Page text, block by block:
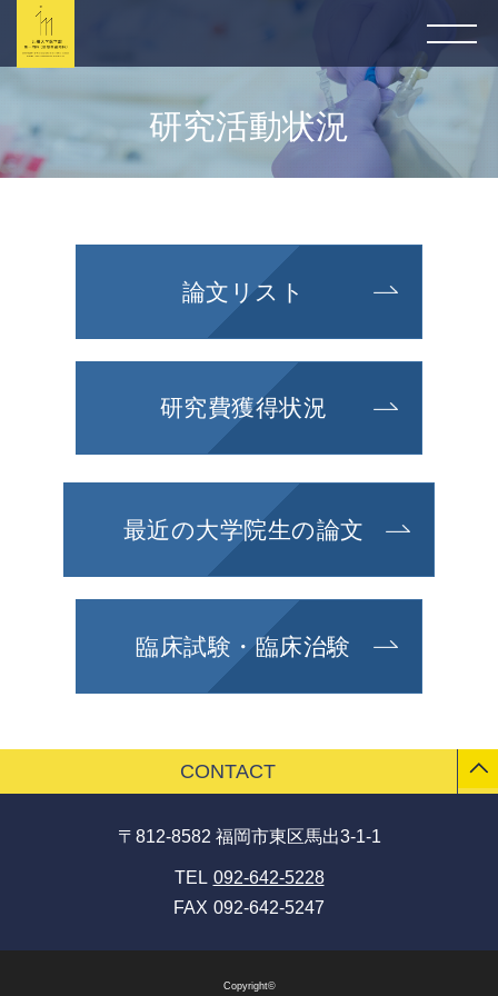
研究活動状況
論文リスト
研究費獲得状況
最近の大学院生の論文
臨床試験・臨床治験
〒812-8582 福岡市東区馬出3-1-1
TEL 092-642-5228
FAX 092-642-5247
Copyright©
CONTACT